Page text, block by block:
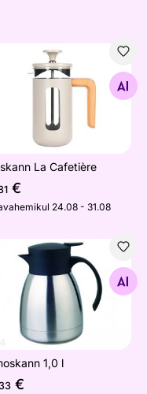
La Cafetière
Otsi sarnaseid
La Cafetière
€
24.08 - 31.08
1,0 l
Otsi sarnaseid
1,0 l
€